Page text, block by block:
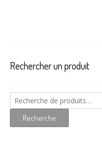
Rechercher un produit
Recherche
pour :
Recherche